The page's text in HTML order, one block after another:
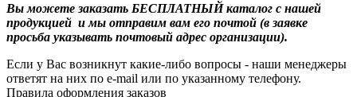
Вы можете заказать БЕСПЛАТНЫЙ каталог с нашей
продукцией и мы отправим вам его почтой (в заявке
просьба указывать почтовый адрес организации).
Если у Вас возникнут какие-либо вопросы - наши менеджеры
ответят на них по e-mail или по указанному телефону.
Правила оформления заказов